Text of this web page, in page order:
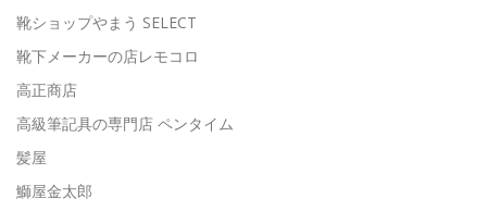
靴ショップやまう SELECT
靴下メーカーの店レモコロ
高正商店
高級筆記具の専門店 ペンタイム
髪屋
鰤屋金太郎